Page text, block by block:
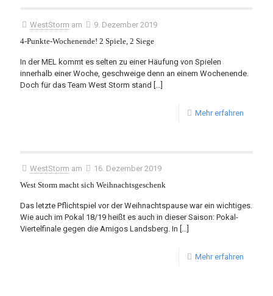
WestStorm am
9. Dezember 2019
4-Punkte-Wochenende! 2 Spiele, 2 Siege
In der MEL kommt es selten zu einer Häufung von Spielen
innerhalb einer Woche, geschweige denn an einem Wochenende.
Doch für das Team West Storm stand […]
Mehr erfahren
WestStorm am
16. Dezember 2019
West Storm macht sich Weihnachtsgeschenk
Das letzte Pflichtspiel vor der Weihnachtspause war ein wichtiges.
Wie auch im Pokal 18/19 heißt es auch in dieser Saison: Pokal-
Viertelfinale gegen die Amigos Landsberg. In […]
Mehr erfahren